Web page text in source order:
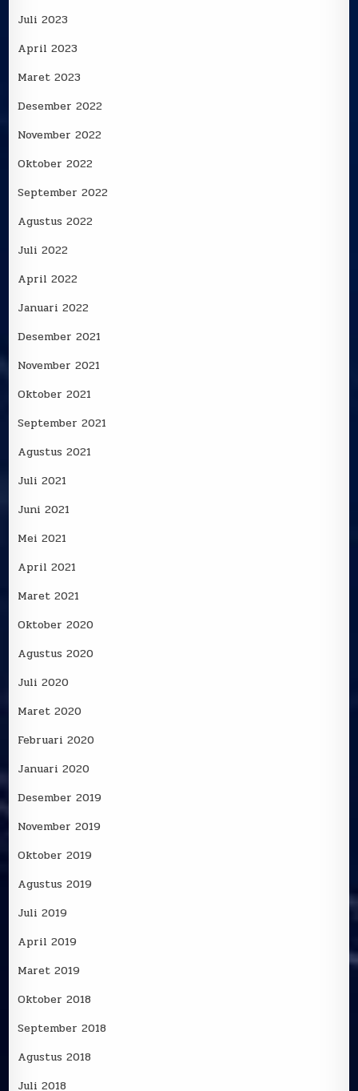
Juli 2023
April 2023
Maret 2023
Desember 2022
November 2022
Oktober 2022
September 2022
Agustus 2022
Juli 2022
April 2022
Januari 2022
Desember 2021
November 2021
Oktober 2021
September 2021
Agustus 2021
Juli 2021
Juni 2021
Mei 2021
April 2021
Maret 2021
Oktober 2020
Agustus 2020
Juli 2020
Maret 2020
Februari 2020
Januari 2020
Desember 2019
November 2019
Oktober 2019
Agustus 2019
Juli 2019
April 2019
Maret 2019
Oktober 2018
September 2018
Agustus 2018
Juli 2018